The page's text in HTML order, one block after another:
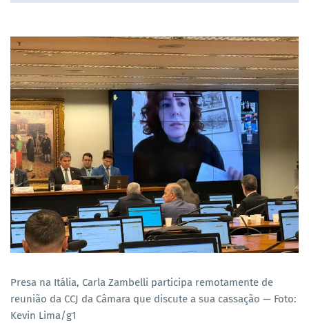
Presa na Itália, Carla Zambelli participa remotamente de
reunião da CCJ da Câmara que discute a sua cassação — Foto:
Kevin Lima/g1